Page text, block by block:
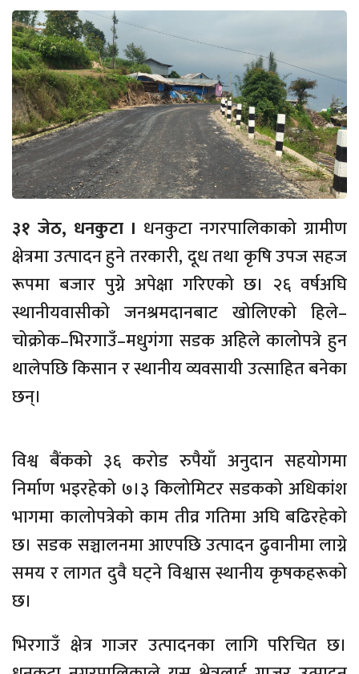
३१ जेठ, धनकुटा । धनकुटा नगरपालिकाको ग्रामीण
क्षेत्रमा उत्पादन हुने तरकारी, दूध तथा कृषि उपज सहज
रूपमा बजार पुग्ने अपेक्षा गरिएको छ। २६ वर्षअघि
स्थानीयवासीको जनश्रमदानबाट खोलिएको हिले–
चोक्रोक–भिरगाउँ–मधुगंगा सडक अहिले कालोपत्रे हुन
थालेपछि किसान र स्थानीय व्यवसायी उत्साहित बनेका
छन्।
विश्व बैंकको ३६ करोड रुपैयाँ अनुदान सहयोगमा
निर्माण भइरहेको ७।३ किलोमिटर सडकको अधिकांश
भागमा कालोपत्रेको काम तीव्र गतिमा अघि बढिरहेको
छ। सडक सञ्चालनमा आएपछि उत्पादन ढुवानीमा लाग्ने
समय र लागत दुवै घट्ने विश्वास स्थानीय कृषकहरूको
छ।
भिरगाउँ क्षेत्र गाजर उत्पादनका लागि परिचित छ।